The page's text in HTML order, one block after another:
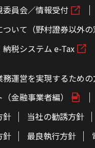
員会／情報受付
いて（野村證券以外の
税システム e-Tax
務運営を実現するため
金融事業者編）
針
当社の勧誘方針
針
最良執行方針